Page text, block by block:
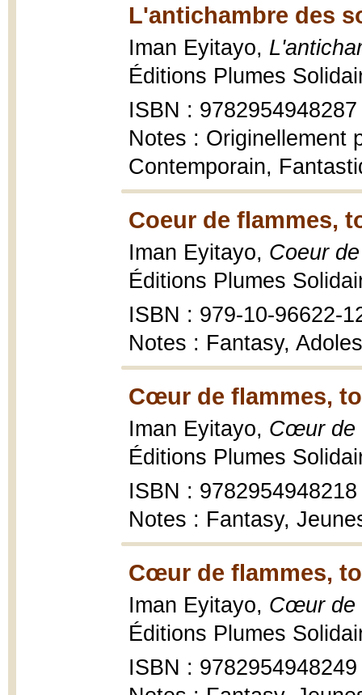
L'antichambre des
Iman Eyitayo,
Éditions Plumes
ISBN : 9782954948287
Notes : Originellement
Contemporain,
Coeur de flammes,
Iman Eyitayo, Coeur
Éditions Plumes
ISBN : 979-10-96622-
Notes : Fantasy,
Cœur de flammes,
Iman Eyitayo, Cœur de
Éditions Plumes
ISBN : 9782954948218
Notes : Fantasy,
Cœur de flammes,
Iman Eyitayo, Cœur de
Éditions Plumes
ISBN : 9782954948249